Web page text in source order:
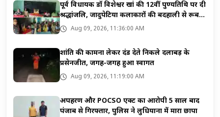
पूर्व विधायक डॉ विशेश्वर खां की 12वीं पुण्यतिथि पर दी
श्रद्धांजलि, जादुपेटिया कलाकारों की बदहाली से रूबरू
हुईं सुष्मिता खां
Aug 09, 2026, 11:36:00 AM
शांति की कामना लेकर दंड देते निकले दलाबड़ के
प्रसेनजीत, जगह-जगह हुआ स्वागत
Aug 09, 2026, 11:19:00 AM
अपहरण और POCSO एक्ट का आरोपी 5 साल बाद
पंजाब से गिरफ्तार, पुलिस ने लुधियाना में मारा छापा